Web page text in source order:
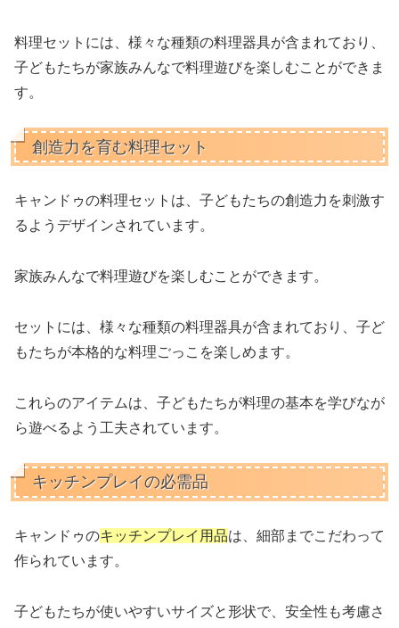
料理セットには、様々な種類の料理器具が含まれており、
子どもたちが家族みんなで料理遊びを楽しむことができま
す。
創造力を育む料理セット
キャンドゥの料理セットは、子どもたちの創造力を刺激す
るようデザインされています。
家族みんなで料理遊びを楽しむことができます。
セットには、様々な種類の料理器具が含まれており、子ど
もたちが本格的な料理ごっこを楽しめます。
これらのアイテムは、子どもたちが料理の基本を学びなが
ら遊べるよう工夫されています。
キッチンプレイの必需品
キャンドゥのキッチンプレイ用品は、細部までこだわって
作られています。
子どもたちが使いやすいサイズと形状で、安全性も考慮さ